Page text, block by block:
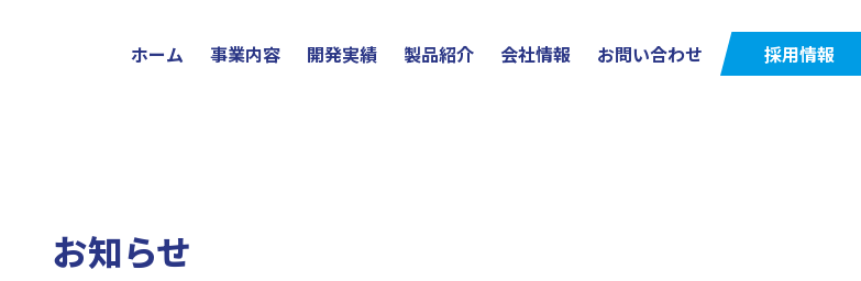
ホーム 事業内容 開発実績 製品紹介 会社情報 お問い合わせ 採用情報
お知らせ